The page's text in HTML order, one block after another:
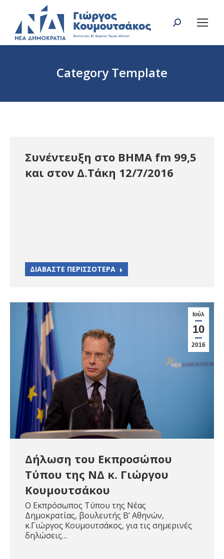
Search:
Category Template
Συνέντευξη στο ΒΗΜΑ fm 99,5
και στον Δ.Τάκη 12/7/2016
ΔΙΑΒΑΣΤΕ ΠΕΡΙΣΣΟΤΕΡΑ
Ιούλ
10
2016
Δήλωση του Εκπροσώπου
Τύπου της ΝΔ κ. Γιώργου
Κουμουτσάκου
Ο Εκπρόσωπος Τύπου της Νέας
Δημοκρατίας, βουλευτής Β’ Αθηνών,
κ.Γιώργος Κουμουτσάκος, για τις σημερινές
δηλώσεις…